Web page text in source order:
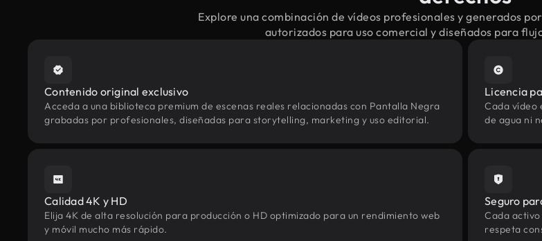
Explore una combinación de vídeos profesionales y generados
autorizados para uso comercial y diseñados para
Contenido original exclusivo
Acceda a una biblioteca premium de escenas reales relacionadas con Pantalla Negra
grabadas por profesionales, diseñadas para storytelling, marketing y uso editorial.
Licencia
Cada vídeo
de agua ni
Calidad 4K y HD
Elija 4K de alta resolución para producción o HD optimizado para un rendimiento web
y móvil mucho más rápido.
Seguro
Cada
respeta